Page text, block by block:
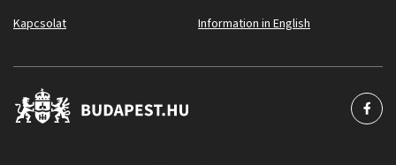
Kapcsolat Information in English